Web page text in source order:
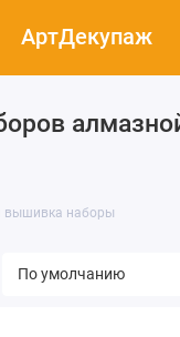
АртДекупаж
вышивка наборы